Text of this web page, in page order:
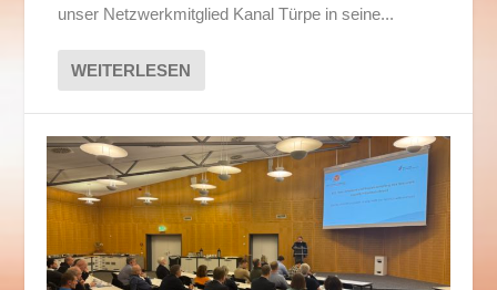
unser Netzwerkmitglied Kanal Türpe in seine...
WEITERLESEN